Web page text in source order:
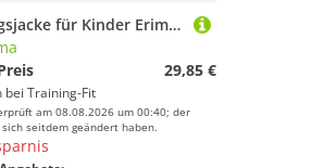
Trainingsjacke für Kinder Erima Liga 2.0 avec capuche
29,85 €
bei Training-Fit
am 08.08.2026 um 00:40; der
sich seitdem geändert haben.